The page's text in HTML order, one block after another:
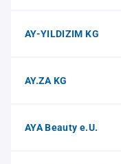
AY-YILDIZIM KG
AY.ZA KG
AYA Beauty e.U.